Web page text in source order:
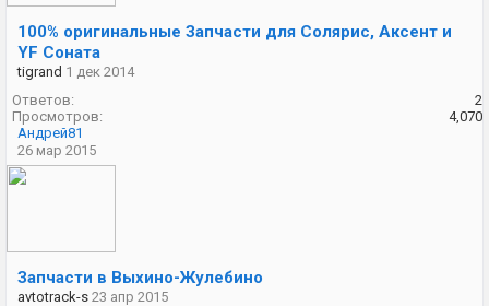
100% оригинальные Запчасти для Солярис, Аксент и
YF Соната
tigrand 1 дек 2014
Ответов:
2
Просмотров:
4,070
Андрей81
26 мар 2015
Запчасти в Выхино-Жулебино
avtotrack-s 23 апр 2015